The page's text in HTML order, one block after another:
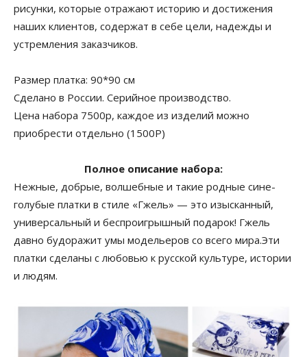
рисунки, которые отражают историю и достижения
наших клиентов, содержат в себе цели, надежды и
устремления заказчиков.
Размер платка: 90*90 см
Сделано в России. Серийное производство.
Цена набора 7500р, каждое из изделий можно
приобрести отдельно (1500Р)
Полное описание набора:
Нежные, добрые, волшебные и такие родные сине-
голубые платки в стиле «Гжель» — это изысканный,
универсальный и беспроигрышный подарок! Гжель
давно будоражит умы модельеров со всего мира.Эти
платки сделаны с любовью к русской культуре, истории
и людям.